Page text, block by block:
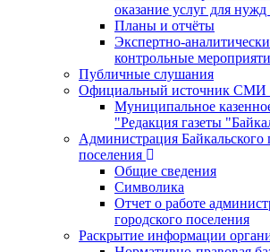
оказание услуг для
Планы и отчёты
Экспертно-
контрольные
Публичные слушания
Официальный источник СМИ
Муниципальное
"Редакция газеты
Администрация Байкальского
поселения
Общие сведения
Символика
Отчет о работе
городского поселения
Раскрытие информации